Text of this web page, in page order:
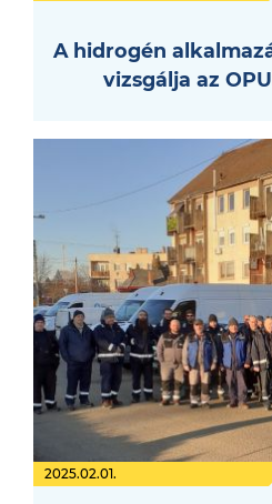
A hidrogén
vizsgálja az
2025.02.01.